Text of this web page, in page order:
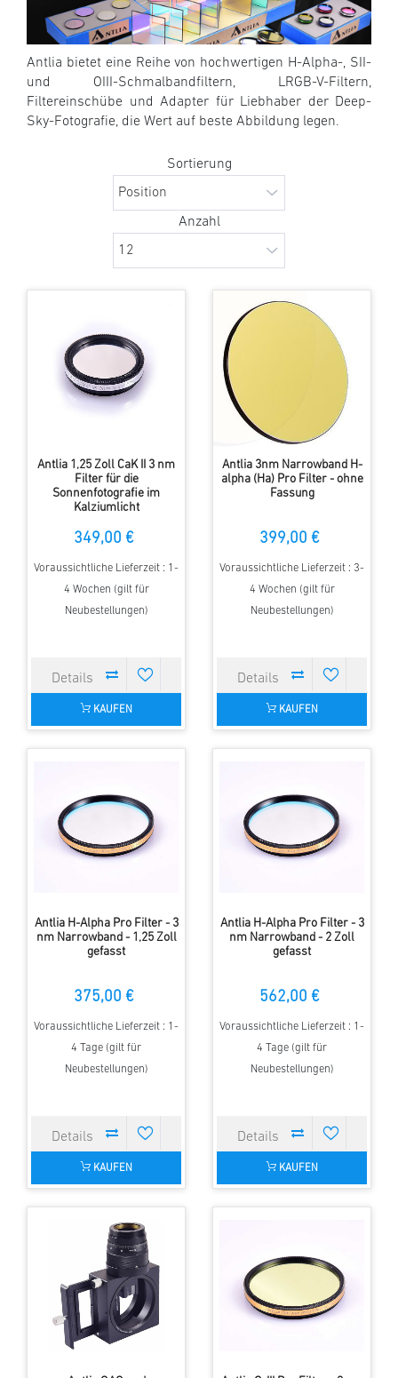
Antlia bietet eine Reihe von hochwertigen H-Alpha-, SII-
und OIII-Schmalbandfiltern, LRGB-V-Filtern,
Filtereinschübe und Adapter für Liebhaber der Deep-
Sky-Fotografie, die Wert auf beste Abbildung legen.
Sortierung
Anzahl
Antlia 1,25 Zoll CaK II 3 nm
Filter für die
Sonnenfotografie im
Kalziumlicht
349,00 €
Voraussichtliche Lieferzeit : 1-
4 Wochen (gilt für
Neubestellungen)
KAUFEN
Antlia 3nm Narrowband H-
alpha (Ha) Pro Filter - ohne
Fassung
399,00 €
Voraussichtliche Lieferzeit : 3-
4 Wochen (gilt für
Neubestellungen)
KAUFEN
Antlia H-Alpha Pro Filter - 3
nm Narrowband - 1,25 Zoll
gefasst
375,00 €
Voraussichtliche Lieferzeit : 1-
4 Tage (gilt für
Neubestellungen)
KAUFEN
Antlia H-Alpha Pro Filter - 3
nm Narrowband - 2 Zoll
gefasst
562,00 €
Voraussichtliche Lieferzeit : 1-
4 Tage (gilt für
Neubestellungen)
KAUFEN